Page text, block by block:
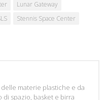
Lunar Gateway
Stennis Space Center
materie plastiche e da
di spazio, basket e birra